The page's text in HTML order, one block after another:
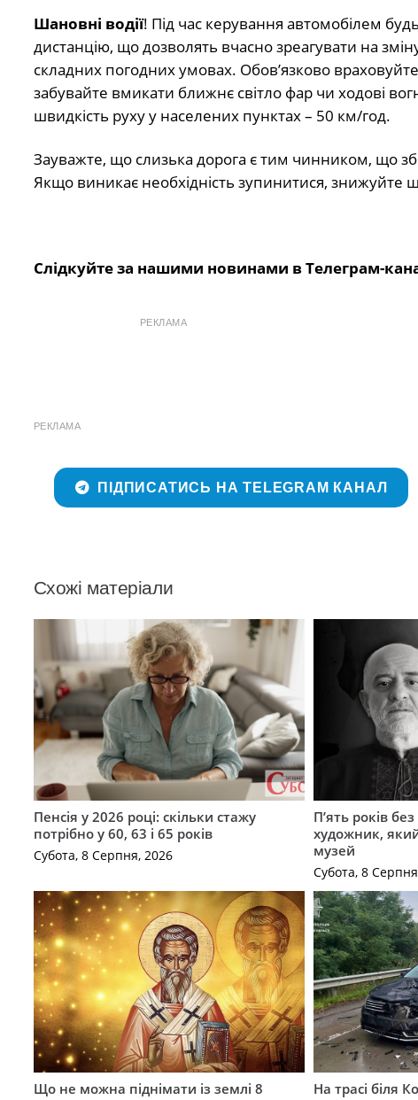
Шановні водії! Під час керування автомобілем
дистанцію, що дозволять вчасно зреагувати на
складних погодних умовах. Обов’язково
забувайте вмикати ближнє світло фар чи ходові
швидкість руху у населених пунктах – 50 км/год.
Зауважте, що слизька дорога є тим чинником, що
Якщо виникає необхідність зупинитися, знижуйте
Слідкуйте за нашими новинами в Телеграм-
РЕКЛАМА
РЕКЛАМА
ПІДПИСАТИСЬ НА TELEGRAM КАНАЛ
Схожі матеріали
Пенсія у 2026 році: скільки стажу
потрібно у 60, 63 і 65 років
Субота, 8 Серпня, 2026
П’ять років
художник,
музей
Субота, 8
Що не можна піднімати із землі 8
На трасі біля